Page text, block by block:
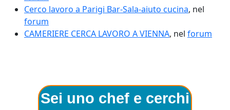
Cerco lavoro a Parigi Bar-Sala-aiuto cucina, nel
forum
CAMERIERE CERCA LAVORO A VIENNA, nel forum
Sei uno chef e cerchi